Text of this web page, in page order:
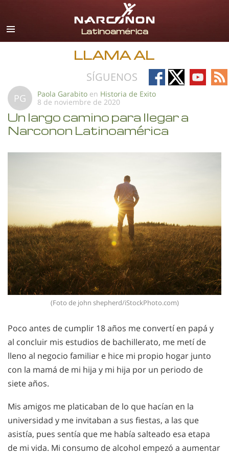
Español
Todas las Regiones/Idiomas
LLAMA AL
SÍGUENOS
Follow
on
Follow
on
Follow
on
on
PG Paola Garabito en Historia de Exito
8 de noviembre de 2020
Un largo camino para llegar a
Narconon Latinoamérica
(Foto de john shepherd/iStockPhoto.com)
Poco antes de cumplir 18 años me convertí en papá y
al concluir mis estudios de bachillerato, me metí de
lleno al negocio familiar e hice mi propio hogar junto
con la mamá de mi hija y mi hija por un periodo de
siete años.
Mis amigos me platicaban de lo que hacían en la
universidad y me invitaban a sus fiestas, a las que
asistía, pues sentía que me había salteado esa etapa
de mi vida. Mi consumo de alcohol empezó a aumentar